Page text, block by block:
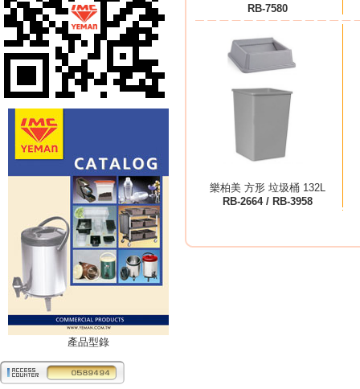
產品型錄
RB-7580
樂柏美 方形 垃圾桶 132L
RB-2664 / RB-3958